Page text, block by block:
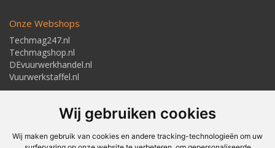
Wij gebruiken cookies
Wij maken gebruik van cookies en andere tracking-technologieën om uw
Onze Webshops
Techmag247.nl
Techmagshop.nl
DEvuurwerkhandel.nl
Vuurwerkstaffel.nl
Adresgegevens
Textielstraat 4, 7483 PB Haaksbergen
Telefoon: 053-5723224
info@techmaghaaksbergen.nl